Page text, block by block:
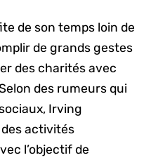
de son temps loin de
de grands gestes
des charités avec
des rumeurs qui
Irving
des activités
l’objectif de